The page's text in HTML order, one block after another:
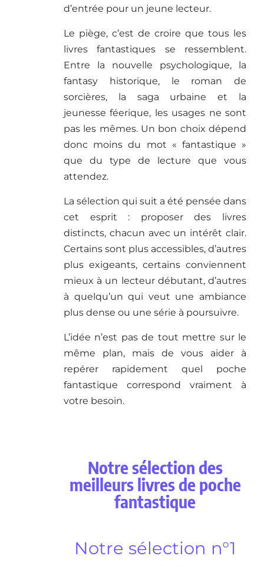
d’entrée pour un jeune lecteur.
Le piège, c’est de croire que tous les
livres fantastiques se ressemblent.
Entre la nouvelle psychologique, la
fantasy historique, le roman de
sorcières, la saga urbaine et la
jeunesse féerique, les usages ne sont
pas les mêmes. Un bon choix dépend
donc moins du mot « fantastique »
que du type de lecture que vous
attendez.
La sélection qui suit a été pensée dans
cet esprit : proposer des livres
distincts, chacun avec un intérêt clair.
Certains sont plus accessibles, d’autres
plus exigeants, certains conviennent
mieux à un lecteur débutant, d’autres
à quelqu’un qui veut une ambiance
plus dense ou une série à poursuivre.
L’idée n’est pas de tout mettre sur le
même plan, mais de vous aider à
repérer rapidement quel poche
fantastique correspond vraiment à
votre besoin.
Notre sélection des
meilleurs livres de poche
fantastique
Notre sélection n°1